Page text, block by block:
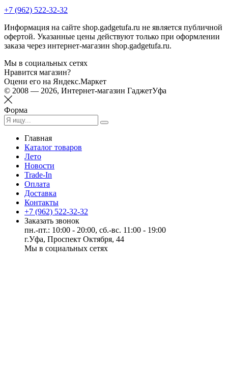
+7 (962) 522-32-32
Информация на сайте shop.gadgetufa.ru не является публичной
офертой. Указанные цены действуют только при оформлении
заказа через интернет-магазин shop.gadgetufa.ru.
Мы в социальных сетях
Нравится магазин?
Оцени его на Яндекс.Маркет
© 2008 — 2026, Интернет-магазин ГаджетУфа
Форма
Главная
Каталог товаров
Лето
Новости
Trade-In
Оплата
Доставка
Контакты
+7 (962) 522-32-32
Заказать звонок
пн.-пт.: 10:00 - 20:00, сб.-вс. 11:00 - 19:00
г.Уфа, Проспект Октября, 44
Мы в социальных сетях